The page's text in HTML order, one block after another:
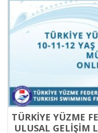
TÜRKİYE YÜZME
ULUSAL GELİŞİM